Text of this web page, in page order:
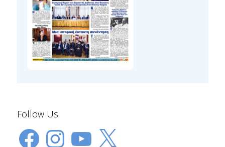
Follow Us
FacebookInstagramYouTube
X